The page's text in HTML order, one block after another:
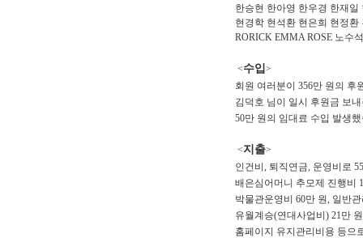
한승현 한아영 한우경 한재일
현경학 현석환 현은희 현정
RORICK EMMA ROSE 노수
<수입 >
회원 여러분이 356만 원의 후
김덕호 님이 일시 후원금 보
50만 원의 임대료 수입 발생
<지출>
인건비, 퇴직연금, 운영비로
배은심어머니 추모제 진행비
박물관운영비 60만 원, 일반
유월계승(연대사업비) 21만
홈페이지 유지관리비용 등으